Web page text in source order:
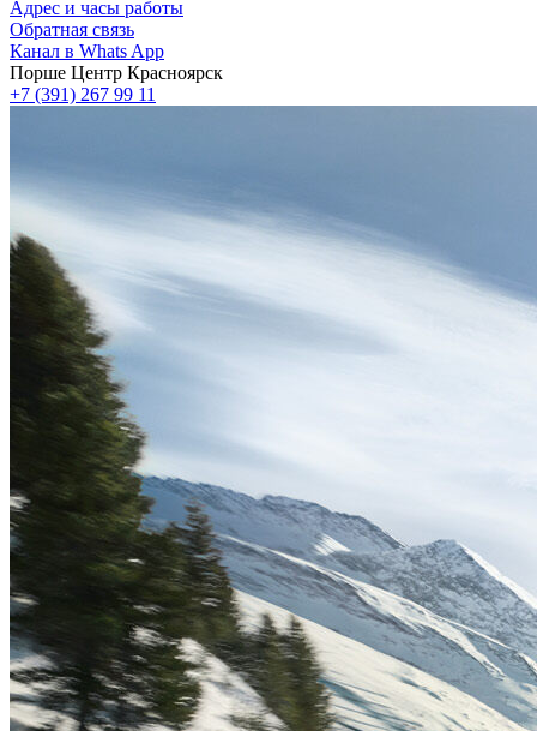
Адрес и часы работы
Обратная связь
Канал в Whats App
Порше Центр Красноярск
+7 (391) 267 99 11